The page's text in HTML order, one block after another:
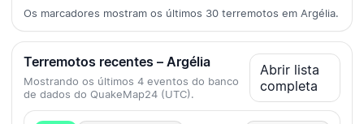
Os marcadores mostram os últimos 30 terremotos em Argélia.
Terremotos recentes – Argélia
Mostrando os últimos 4 eventos do banco
de dados do QuakeMap24 (UTC).
Abrir lista
completa